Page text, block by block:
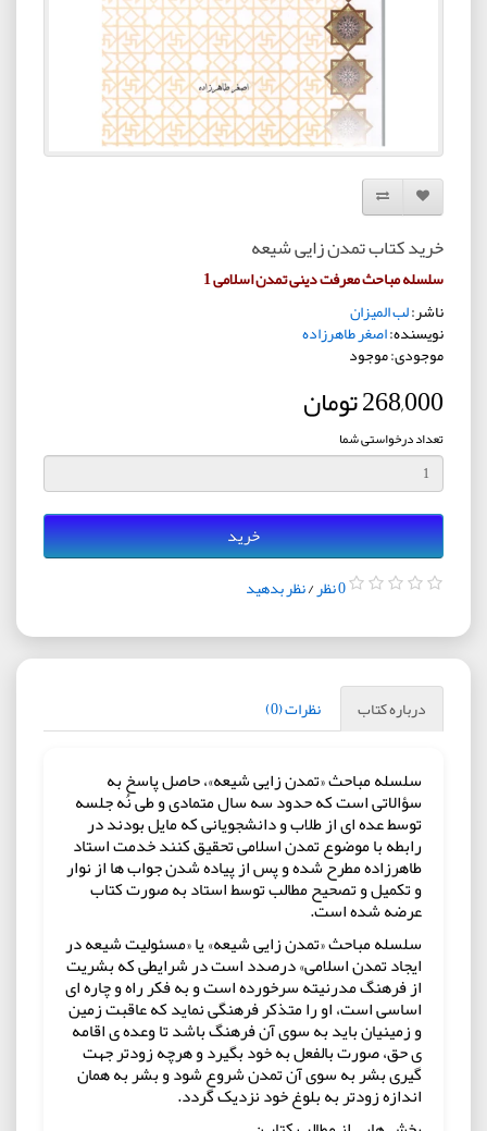
افزودن به لیست دلخواه
مقایسه این محصول
خرید کتاب تمدن زایی شیعه
سلسله مباحث معرفت دینی تمدن اسلامی 1
ناشر:لب المیزان
نویسنده:اصغر طاهرزاده
موجودی: موجود
268,000 تومان
تعداد درخواستی شما
خرید
0 نظر /نظر بدهید
درباره کتاب نظرات (0)
سلسله مباحث «تمدن زایی شیعه»، حاصل پاسخ به
سؤالاتی است که حدود سه سال متمادی و طی نُه جلسه
توسط عده ای از طلاب و دانشجویانی که مایل بودند در
رابطه با موضوع تمدن اسلامی تحقیق کنند خدمت استاد
طاهرزاده مطرح شده و پس از پیاده شدن جواب ها از نوار
و تکمیل و تصحیح مطالب توسط استاد به صورت کتاب
عرضه شده است.
سلسله مباحث «تمدن زایی شیعه» یا «مسئولیت شیعه در
ایجاد تمدن اسلامی» درصدد است در شرایطی که بشریت
از فرهنگ مدرنیته سرخورده است و به فکر راه و چاره ای
اساسی است، او را متذکر فرهنگی نماید که عاقبت زمین
و زمینیان باید به سوی آن فرهنگ باشد تا وعده ی اقامه
ی حق، صورت بالفعل به خود بگیرد و هرچه زودتر جهت
گیری بشر به سوی آن تمدن شروع شود و بشر به همان
اندازه زودتر به بلوغ خود نزدیک گردد.